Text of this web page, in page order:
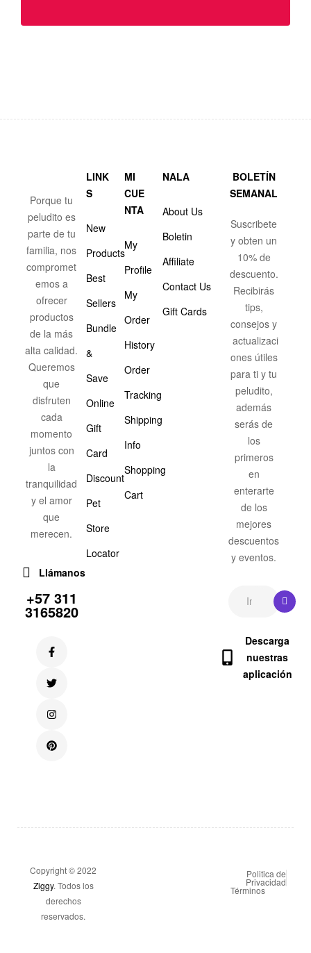
Porque tu
peludito es
parte de tu
familia, nos
compromet
emos a
ofrecer
productos
de la más
alta calidad.
Queremos
que
disfruten
cada
momento
juntos con
la
tranquilidad
y el amor
que
merecen.
Llámanos
+57 311
3165820
LINK
S
New
Products
Best
Sellers
Bundle
&
Save
Online
Gift
Card
Discount
Pet
Store
Locator
MI
CUE
NTA
My
Profile
My
Order
History
Order
Tracking
Shipping
Info
Shopping
Cart
NALA
About Us
Boletin
Affiliate
Contact Us
Gift Cards
BOLETÍN
SEMANAL
Suscribete
y obten un
10% de
descuento.
Recibirás
tips,
consejos y
actualizaci
ones útiles
para ti y tu
peludito,
además
serás de
los
primeros
en
enterarte
de los
mejores
descuentos
y eventos.
Descarga
nuestras
aplicación
Copyright © 2022
Ziggy. Todos los
derechos
reservados.
Politica de
Privacidad
Términos